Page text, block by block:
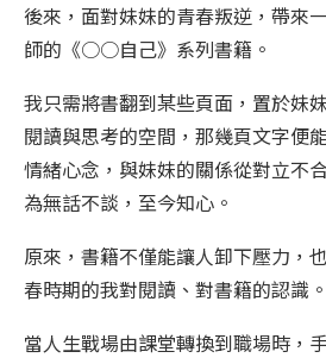
後來，面對妹妹的青春叛逆，帶來
師的《○○自己》系列書籍。
我只需將書翻到某些頁面，置於妹
閱讀與思考的空間，那幾頁文字便
情緒心念，與妹妹的關係從對立不
為無話不談，至今知心。
原來，書籍不僅能讓人卸下壓力，
春時期的我對閱讀、對書籍的認識。
當人生戰場由課堂轉換到職場時，